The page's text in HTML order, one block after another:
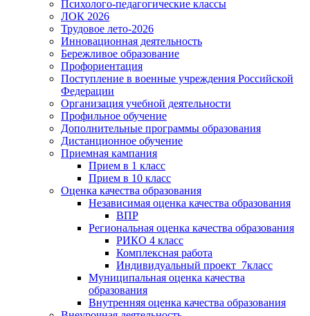
Психолого-педагогические классы
ЛОК 2026
Трудовое лето-2026
Инновационная деятельность
Бережливое образование
Профориентация
Поступление в военные учреждения Российской
Федерации
Организация учебной деятельности
Профильное обучение
Дополнительные программы образования
Дистанционное обучение
Приемная кампания
Прием в 1 класс
Прием в 10 класс
Оценка качества образования
Независимая оценка качества образования
ВПР
Региональная оценка качества образования
РИКО 4 класс
Комплексная работа
Индивидуальный проект_7класс
Муниципальная оценка качества
образования
Внутренняя оценка качества образования